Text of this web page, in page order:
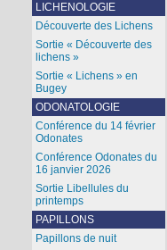
LICHENOLOGIE
Découverte des Lichens
Sortie « Découverte des
lichens »
Sortie « Lichens » en
Bugey
ODONATOLOGIE
Conférence du 14 février
Odonates
Conférence Odonates du
16 janvier 2026
Sortie Libellules du
printemps
PAPILLONS
Papillons de nuit